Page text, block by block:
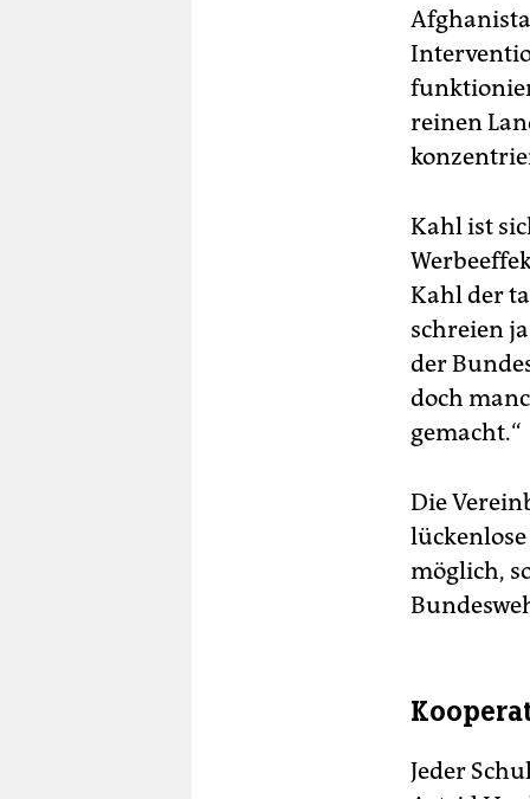
reinen
Kahl ist
Kahl der
schreien
der
doch
gemacht.“
Die
möglich,
Jeder